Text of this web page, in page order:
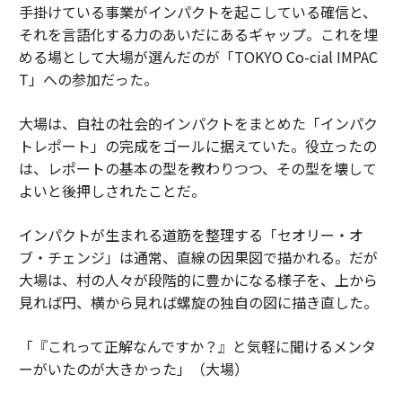
手掛けている事業がインパクトを起こしている確信と、
それを言語化する力のあいだにあるギャップ。これを埋
める場として大場が選んだのが「TOKYO Co-cial IMPAC
T」への参加だった。
大場は、自社の社会的インパクトをまとめた「インパク
トレポート」の完成をゴールに据えていた。役立ったの
は、レポートの基本の型を教わりつつ、その型を壊して
よいと後押しされたことだ。
インパクトが生まれる道筋を整理する「セオリー・オ
ブ・チェンジ」は通常、直線の因果図で描かれる。だが
大場は、村の人々が段階的に豊かになる様子を、上から
見れば円、横から見れば螺旋の独自の図に描き直した。
「『これって正解なんですか？』と気軽に聞けるメンタ
ーがいたのが大きかった」（大場）